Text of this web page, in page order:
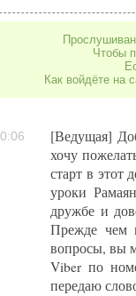
Чтобы
Как войдёте на
[Ведущая]
хочу
старт в этот
уроки
дружбе и
Прежде чем
вопросы, вы
Viber по
передаю